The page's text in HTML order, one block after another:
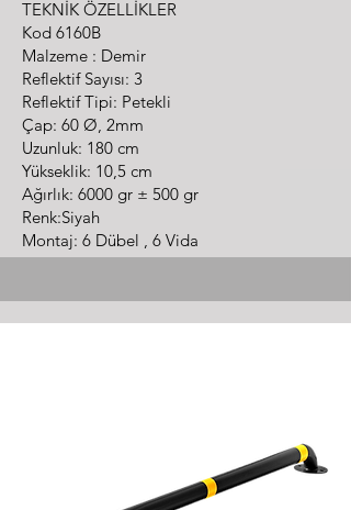
TEKNİK ÖZELLİKLER
Kod 6160B
Malzeme : Demir
Reflektif Sayısı: 3
Reflektif Tipi: Petekli
Çap: 60 Ø, 2mm
Uzunluk: 180 cm
Yükseklik: 10,5 cm
Ağırlık: 6000 gr ± 500 gr
Renk:Siyah
Montaj: 6 Dübel , 6 Vida